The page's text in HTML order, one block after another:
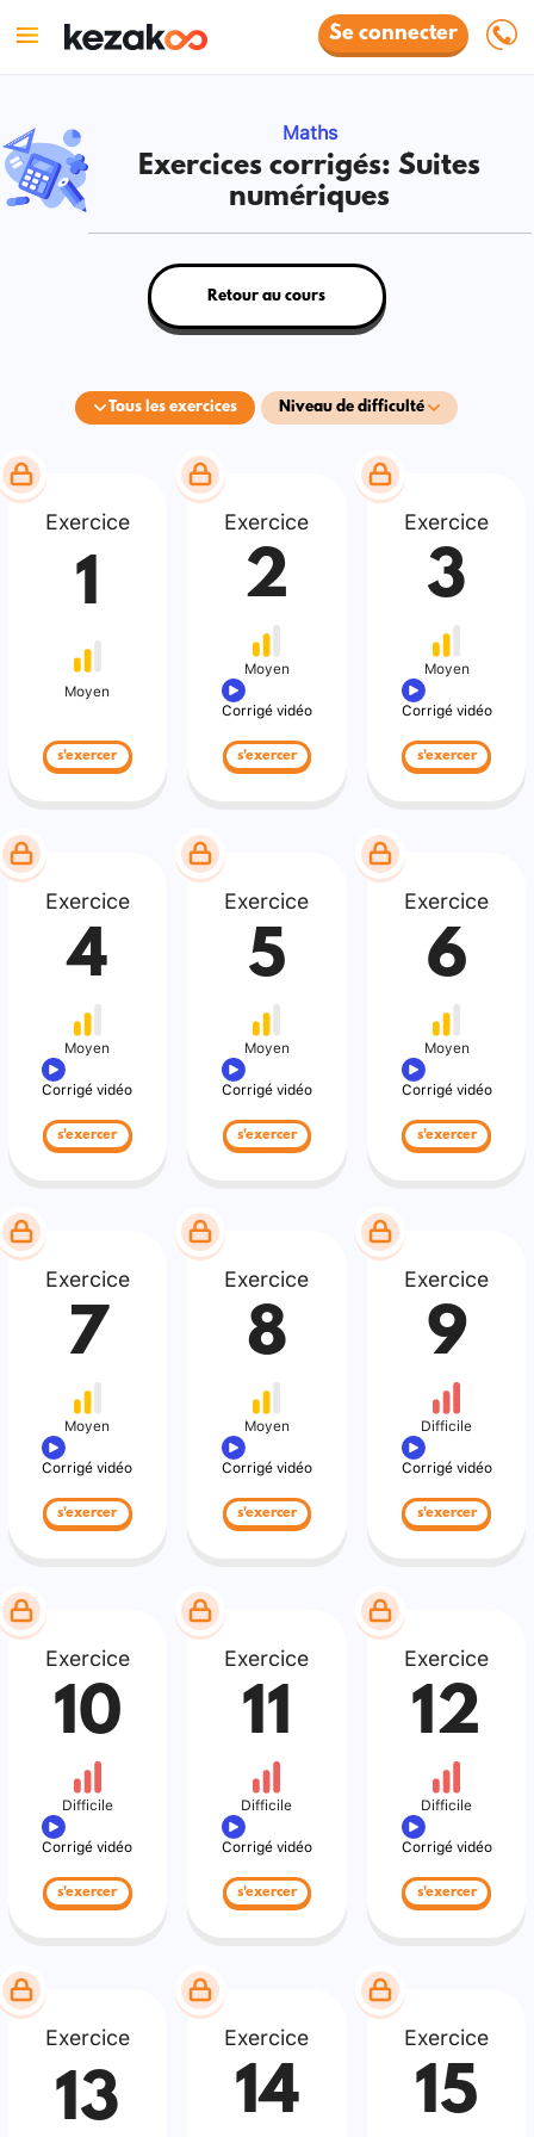
Se connecter
Maths
Exercices corrigés: Suites
numériques
Tous les exercices Niveau de difficulté
Retour au cours
Exercice
1
Moyen
s'exercer
Exercice
2
Moyen
Corrigé vidéo
s'exercer
Exercice
3
Moyen
Corrigé vidéo
s'exercer
Exercice
4
Moyen
Corrigé vidéo
s'exercer
Exercice
5
Moyen
Corrigé vidéo
s'exercer
Exercice
6
Moyen
Corrigé vidéo
s'exercer
Exercice
7
Moyen
Corrigé vidéo
s'exercer
Exercice
8
Moyen
Corrigé vidéo
s'exercer
Exercice
9
Difficile
Corrigé vidéo
s'exercer
Exercice
10
Difficile
Corrigé vidéo
s'exercer
Exercice
11
Difficile
Corrigé vidéo
s'exercer
Exercice
12
Difficile
Corrigé vidéo
s'exercer
Exercice
13
Exercice
14
Exercice
15